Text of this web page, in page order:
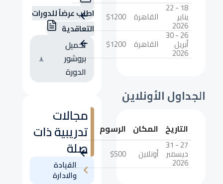
اطلب عرضاً للدورات
التعاقدية
تحميل
بروشور
الدورة
مجالات
تدريبية ذات
صلة
القيادة
والادارة
18 - 22
يناير
2026
القاهرة $1200
26 - 30
أبريل
2026
القاهرة $1200
الجداول الأونلاين
التاريخ المكان الرسوم
27 - 31
ديسمبر
2026
أونلاين $500